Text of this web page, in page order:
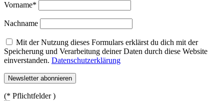
Vorname*
Nachname
Mit der Nutzung dieses Formulars erklärst du dich mit der
Speicherung und Verarbeitung deiner Daten durch diese Website
einverstanden. Datenschutzerklärung
(* Pflichtfelder )